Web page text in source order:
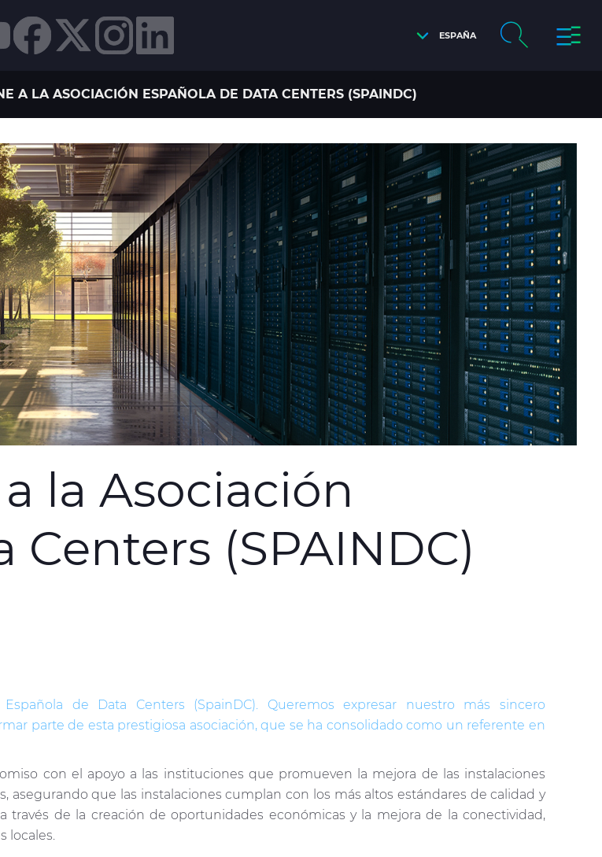
ESPAÑA
A LA ASOCIACIÓN ESPAÑOLA DE DATA CENTERS (SPAINDC)
la Asociación
Centers (SPAINDC)
de Data Centers (SpainDC). Queremos expresar nuestro más sincero
parte de esta prestigiosa asociación, que se ha consolidado como un referente en
con el apoyo a las instituciones que promueven la mejora de las instalaciones
que las instalaciones cumplan con los más altos estándares de calidad y
de la creación de oportunidades económicas y la mejora de la conectividad,
locales.